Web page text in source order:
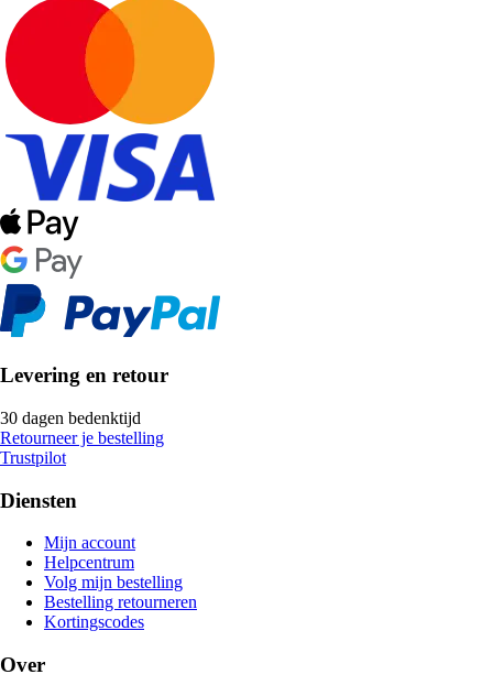
Levering en retour
30 dagen bedenktijd
Retourneer je bestelling
Trustpilot
Diensten
Mijn account
Helpcentrum
Volg mijn bestelling
Bestelling retourneren
Kortingscodes
Over